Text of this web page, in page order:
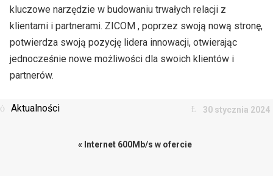
kluczowe narzędzie w budowaniu trwałych relacji z
klientami i partnerami. ZICOM , poprzez swoją nową stronę,
potwierdza swoją pozycję lidera innowacji, otwierając
jednocześnie nowe możliwości dla swoich klientów i
partnerów.
Aktualności 30 stycznia 2024
« Internet 600Mb/s w ofercie